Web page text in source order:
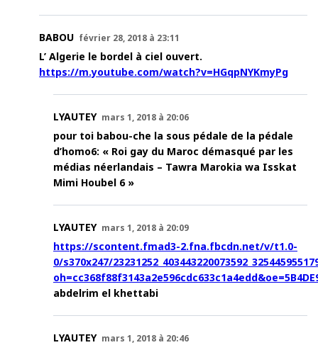
BABOU février 28, 2018 à 23:11
L’ Algerie le bordel à ciel ouvert.
https://m.youtube.com/watch?v=HGqpNYKmyPg
LYAUTEY mars 1, 2018 à 20:06
pour toi babou-che la sous pédale de la pédale
d’homo6: « Roi gay du Maroc démasqué par les
médias néerlandais – Tawra Marokia wa Isskat
Mimi Houbel 6 »
LYAUTEY mars 1, 2018 à 20:09
https://scontent.fmad3-2.fna.fbcdn.net/v/t1.0-
0/s370x247/
abdelrim el khettabi
LYAUTEY mars 1, 2018 à 20:46